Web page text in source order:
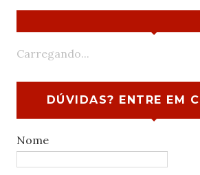
Carregando...
DÚVIDAS? ENTRE EM
Nome